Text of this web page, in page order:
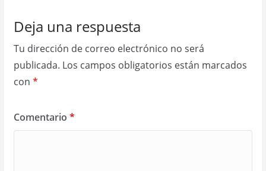
Deja una respuesta
Tu dirección de correo electrónico no será
publicada. Los campos obligatorios están marcados
con *
Comentario *